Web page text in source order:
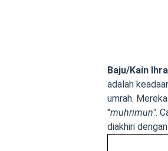
Baju/Kain
adalah
umrah.
"muhrimun".
diakhiri dengan